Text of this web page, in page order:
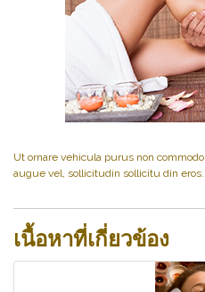
Ut ornare vehicula purus non
augue vel, sollicitudin sollicitu din eros.
เนื้อหาที่เกี่ยวข้อง